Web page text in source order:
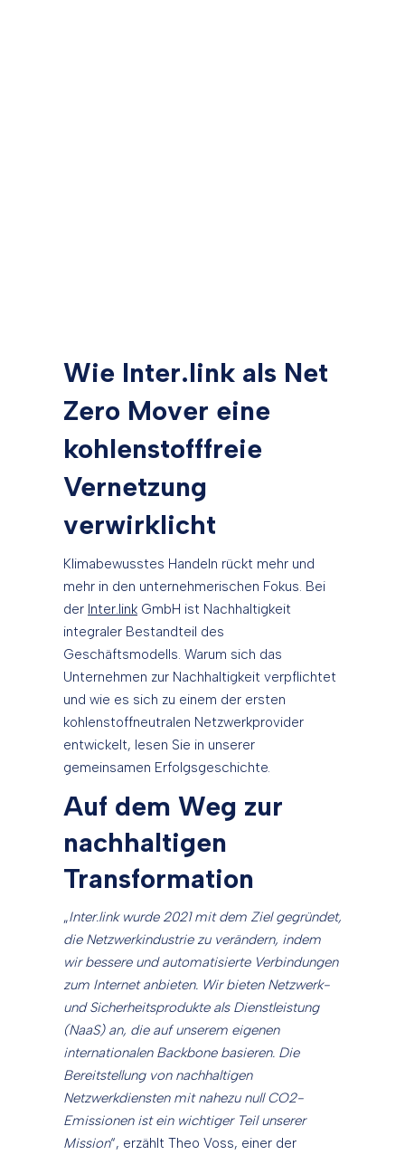
Wie Inter.link als Net
Zero Mover eine
kohlenstofffreie
Vernetzung
verwirklicht
Klimabewusstes Handeln rückt mehr und
mehr in den unternehmerischen Fokus. Bei
der Inter.link GmbH ist Nachhaltigkeit
integraler Bestandteil des
Geschäftsmodells. Warum sich das
Unternehmen zur Nachhaltigkeit verpflichtet
und wie es sich zu einem der ersten
kohlenstoffneutralen Netzwerkprovider
entwickelt, lesen Sie in unserer
gemeinsamen Erfolgsgeschichte.
Auf dem Weg zur
nachhaltigen
Transformation
„Inter.linkwurde 2021 mit dem Ziel gegründet,
die Netzwerkindustrie zu verändern, indem
wir bessere und automatisierte Verbindungen
zum Internet anbieten. Wir bieten Netzwerk-
und Sicherheitsprodukte als Dienstleistung
(NaaS) an, die auf unserem eigenen
internationalen Backbone basieren. Die
Bereitstellung von nachhaltigen
Netzwerkdiensten mit nahezu null CO2-
Emissionen ist ein wichtiger Teil unserer
Mission“, erzählt Theo Voss, einer der